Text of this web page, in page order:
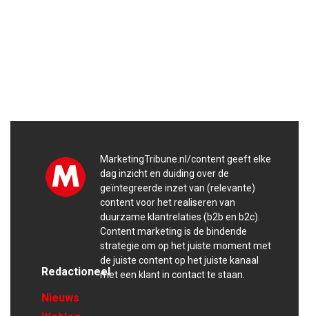
MarketingTribune.nl/content geeft elke
dag inzicht en duiding over de
geïntegreerde inzet van (relevante)
content voor het realiseren van
duurzame klantrelaties (b2b en b2c).
Content marketing is de bindende
strategie om op het juiste moment met
de juiste content op het juiste kanaal
met een klant in contact te staan.
Redactioneel
Nieuws